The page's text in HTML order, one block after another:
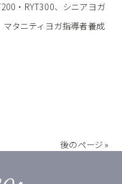
・RYT300、シニアヨガ
タニティヨガ指導者養成
後のページ »